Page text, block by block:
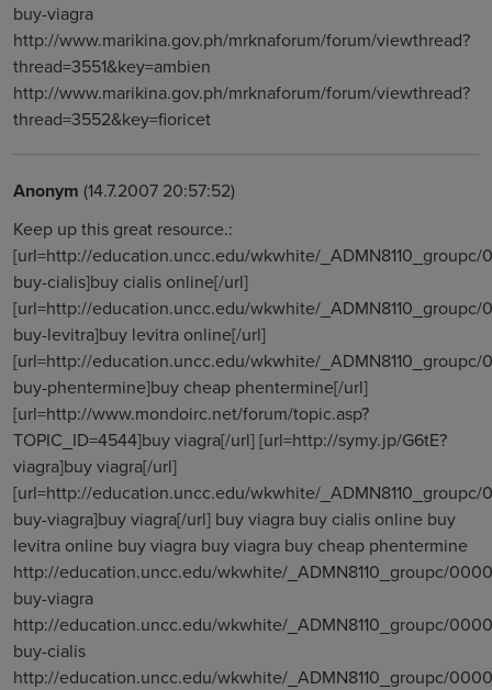
buy-viagra
http://www.marikina.gov.ph/mrknaforum/forum/viewthread?
thread=3551&key=ambien
http://www.marikina.gov.ph/mrknaforum/forum/viewthread?
thread=3552&key=fioricet
Anonym (14.7.2007 20:57:52)
Keep up this great resource.:
[url=http://education.uncc.edu/wkwhite/
buy-cialis]buy cialis online[/url]
[url=http://education.uncc.edu/wkwhite/
buy-levitra]buy levitra online[/url]
[url=http://education.uncc.edu/wkwhite/
buy-phentermine]buy cheap phentermine[/url]
[url=http://www.mondoirc.net/forum/topic.asp?
TOPIC_ID=4544]buy viagra[/url] [url=http://symy.jp/G6tE?
viagra]buy viagra[/url]
[url=http://education.uncc.edu/wkwhite/
buy-viagra]buy viagra[/url] buy viagra buy cialis online buy
levitra online buy viagra buy viagra buy cheap phentermine
http://education.uncc.edu/wkwhite/_ADMN8110_groupc/
buy-viagra
http://education.uncc.edu/wkwhite/_ADMN8110_groupc/
buy-cialis
http://education.uncc.edu/wkwhite/_ADMN8110_groupc/